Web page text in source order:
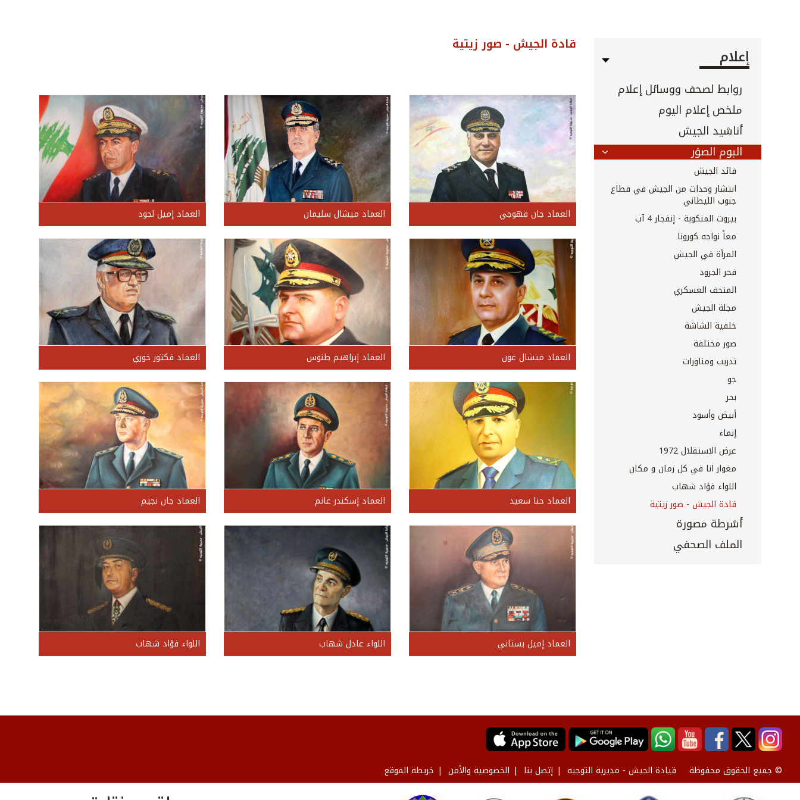
إعلام
روابط لصحف ووسائل إعلام
ملخص إعلام اليوم
أناشيد الجيش
البوم الصوَر
قائد الجيش
انتشار وحدات من الجيش في قطاع
جنوب الليطاني
بيروت المنكوبة - إنفجار 4 آب
معاً نواجه كورونا
المرأة في الجيش
فجر الجرود
المتحف العسكري
مجلة الجيش
خلفية الشاشة
صور مختلفة
تدريب ومناورات
جو
بحر
أبيض وأسود
إنماء
عرض الاستقلال 1972
مغوار انا في كل زمان و مكان
اللواء فؤاد شهاب
قادة الجيش - صور زيتية
أشرطة مصورة
الملف الصحفي
قادة الجيش - صور زيتية
العماد جان قهوجي العماد ميشال سليمان العماد إميل لحود
العماد ميشال عون العماد إبراهيم طنوس العماد فكتور خوري
العماد حنا سعيد العماد إسكندر غانم العماد جان نجيم
العماد إميل بستاني اللواء عادل شهاب اللواء فؤاد شهاب
© جميع الحقوق محفوظة قيادة الجيش - مديرية التوجيه إتصل بنا الخصوصية والأمن خريطة الموقع